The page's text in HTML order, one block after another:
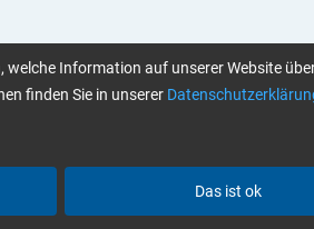
welche Information auf unserer Website
finden Sie in unserer
Das ist ok